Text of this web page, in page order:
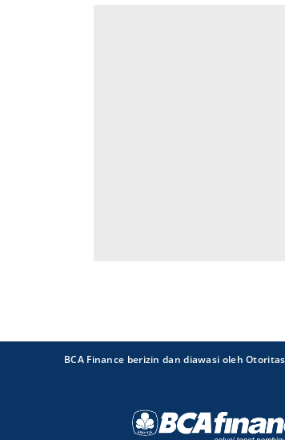
BCA Finance berizin dan diawasi oleh